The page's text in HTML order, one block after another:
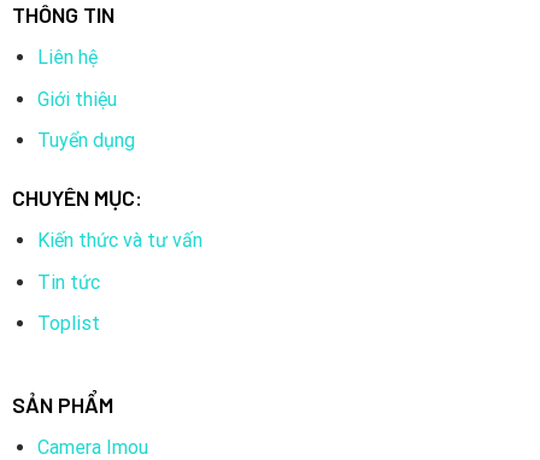
THÔNG TIN
Liên hệ
Giới thiệu
Tuyển dụng
CHUYÊN MỤC:
Kiến thức và tư vấn
Tin tức
Toplist
SẢN PHẨM
Camera Imou